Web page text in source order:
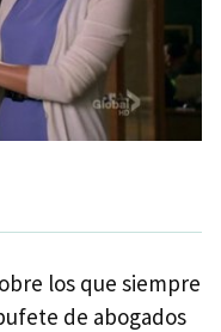
los que siempre
de abogados